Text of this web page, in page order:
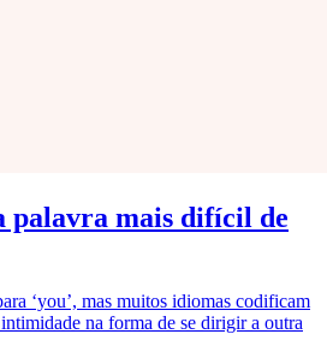
palavra mais difícil de
‘you’, mas muitos idiomas codificam
na forma de se dirigir a outra